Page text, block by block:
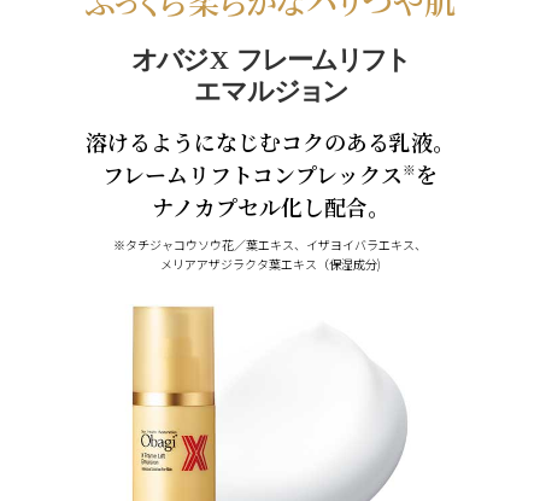
オバジX フレームリフト
エマルジョン
溶けるようになじむコクのある乳液。
フレームリフトコンプレックス ※ を
ナノカプセル化し配合。
※タチジャコウソウ花／葉エキス、イザヨイバラエキス、
メリアアザジラクタ葉エキス（保湿成分)